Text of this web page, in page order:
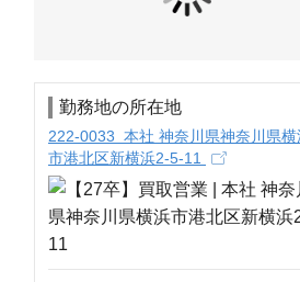
勤務地の所在地
222-0033 本社 神奈川県神奈川県横
市港北区新横浜2-5-11